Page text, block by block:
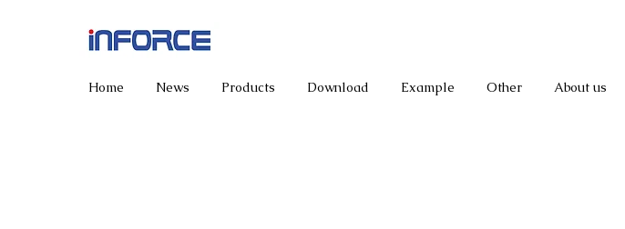
Home News Products Download Example Other About us